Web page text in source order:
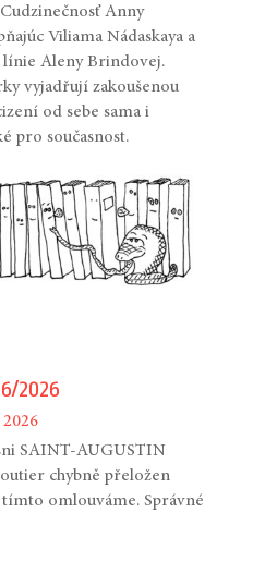
Anny
Viliama Nádaskaya a
Aleny Brindovej.
vyjadřují zakoušenou
od sebe sama i
pro současnost.
2026
SAINT-AUGUSTIN
chybně přeložen
omlouváme. Správné